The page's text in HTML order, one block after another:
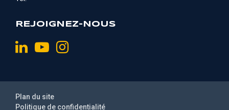
REJOIGNEZ-NOUS
Politique de confidentialité
Plan du site